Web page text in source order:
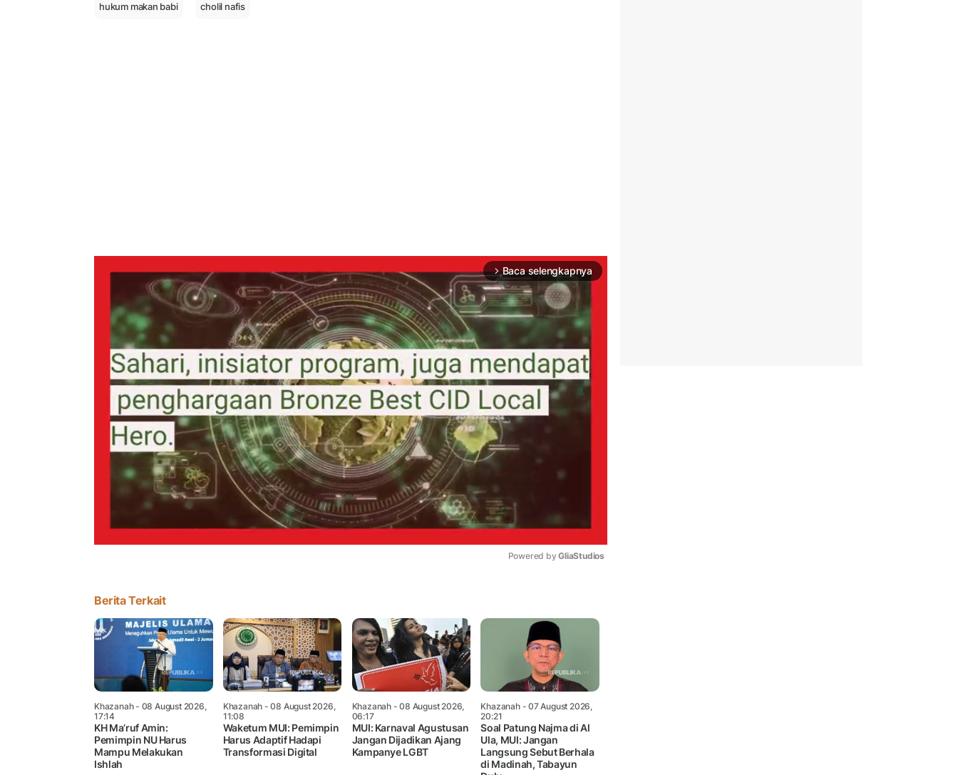
hukum makan babi cholil nafis
arrow_forward_ios Baca selengkapnya
Powered by GliaStudios
Berita Terkait
Khazanah- 08 August 2026,
17:14
KH Ma’ruf Amin:
Pemimpin NU Harus
Mampu Melakukan
Ishlah
Khazanah - 08 August 2026,
11:08
Waketum MUI: Pemimpin
Harus Adaptif Hadapi
Transformasi Digital
Khazanah- 08 August 2026,
06:17
MUI: Karnaval Agustusan
Jangan Dijadikan Ajang
Kampanye LGBT
Khazanah- 07 August 2026,
20:21
Soal Patung Najma di Al
Ula, MUI: Jangan
Langsung Sebut Berhala
di Madinah, Tabayun